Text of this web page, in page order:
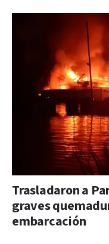
Trasladaron a
graves
embarcación